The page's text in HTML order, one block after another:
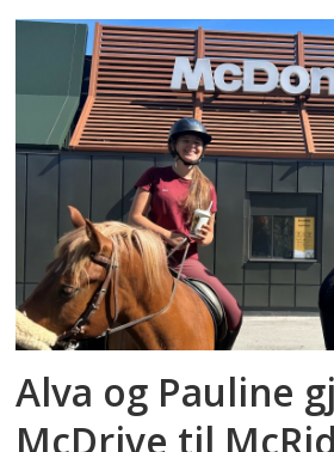
Alva og Pauline
McDrive til